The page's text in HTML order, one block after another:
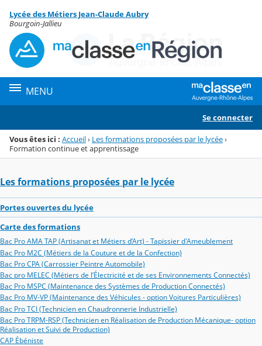
Menu de la rubrique
Contenu
Lycée des Métiers Jean-Claude Aubry
Bourgoin-Jallieu
MENU
Se connecter
Vous êtes ici : Accueil› Les formations proposées par le lycée›
Formation continue et apprentissage
Les formations proposées par le lycée
Portes ouvertes du lycée
Carte des formations
Bac Pro AMA TAP (Artisanat et Métiers d’Art) - Tapissier d'Ameublement
Bac Pro M2C (Métiers de la Couture et de la Confection)
Bac Pro CPA (Carrossier Peintre Automobile)
Bac pro MELEC (Métiers de l’Électricité et de ses Environnements Connectés)
Bac Pro MSPC (Maintenance des Systèmes de Production Connectés)
Bac Pro MV-VP (Maintenance des Véhicules - option Voitures Particulières)
Bac Pro TCI (Technicien en Chaudronnerie Industrielle)
Bac Pro TRPM-RSP (Technicien en Réalisation de Production Mécanique- option
Réalisation et Suivi de Production)
CAP Ébéniste